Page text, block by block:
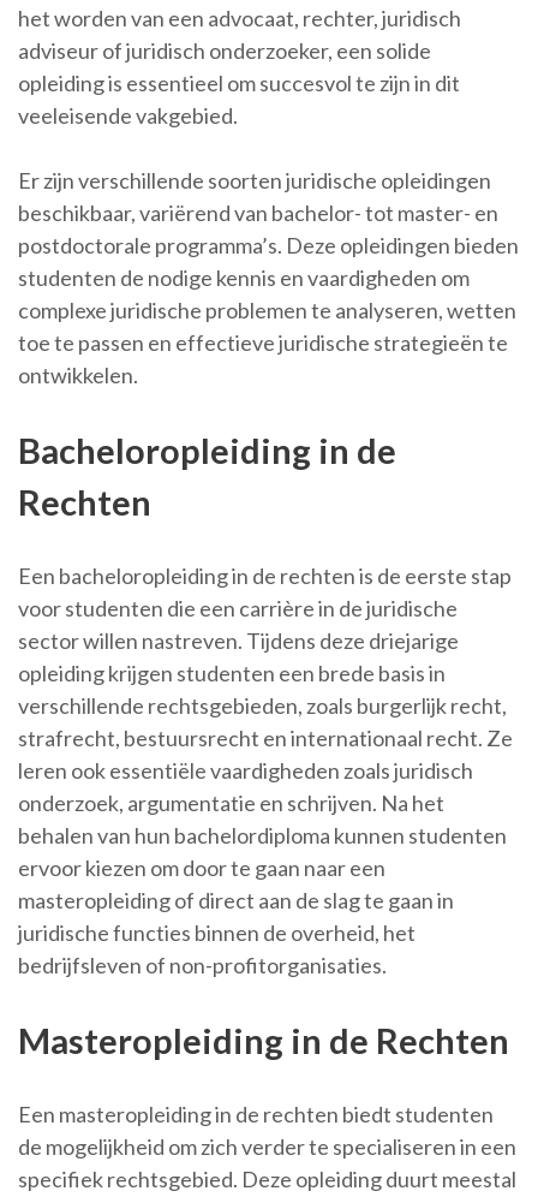
het worden van een advocaat, rechter, juridisch
adviseur of juridisch onderzoeker, een solide
opleiding is essentieel om succesvol te zijn in dit
veeleisende vakgebied.
Er zijn verschillende soorten juridische opleidingen
beschikbaar, variërend van bachelor- tot master- en
postdoctorale programma’s. Deze opleidingen bieden
studenten de nodige kennis en vaardigheden om
complexe juridische problemen te analyseren, wetten
toe te passen en effectieve juridische strategieën te
ontwikkelen.
Bacheloropleiding in de
Rechten
Een bacheloropleiding in de rechten is de eerste stap
voor studenten die een carrière in de juridische
sector willen nastreven. Tijdens deze driejarige
opleiding krijgen studenten een brede basis in
verschillende rechtsgebieden, zoals burgerlijk recht,
strafrecht, bestuursrecht en internationaal recht. Ze
leren ook essentiële vaardigheden zoals juridisch
onderzoek, argumentatie en schrijven. Na het
behalen van hun bachelordiploma kunnen studenten
ervoor kiezen om door te gaan naar een
masteropleiding of direct aan de slag te gaan in
juridische functies binnen de overheid, het
bedrijfsleven of non-profitorganisaties.
Masteropleiding in de Rechten
Een masteropleiding in de rechten biedt studenten
de mogelijkheid om zich verder te specialiseren in een
specifiek rechtsgebied. Deze opleiding duurt meestal